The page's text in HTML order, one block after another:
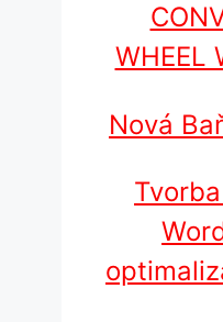
WHEEL
Nová